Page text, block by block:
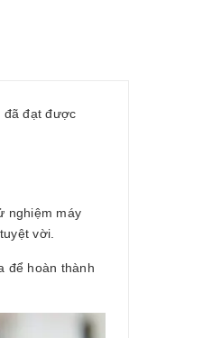
đã đạt được
nghiệm máy
vời.
để hoàn thành